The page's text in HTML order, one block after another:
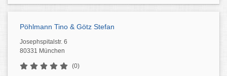
Pöhlmann Tino & Götz Stefan
Josephspitalstr. 6
80331 München
(0)